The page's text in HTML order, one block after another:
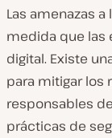
Las amenazas
medida que las
digital. Existe
para mitigar los
responsables
prácticas de